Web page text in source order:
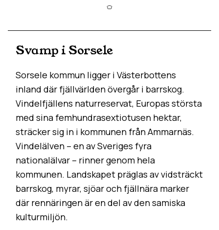
Svamp i Sorsele
Sorsele kommun ligger i Västerbottens
inland där fjällvärlden övergår i barrskog.
Vindelfjällens naturreservat, Europas största
med sina femhundrasextiotusen hektar,
sträcker sig in i kommunen från Ammarnäs.
Vindelälven – en av Sveriges fyra
nationalälvar – rinner genom hela
kommunen. Landskapet präglas av vidsträckt
barrskog, myrar, sjöar och fjällnära marker
där rennäringen är en del av den samiska
kulturmiljön.